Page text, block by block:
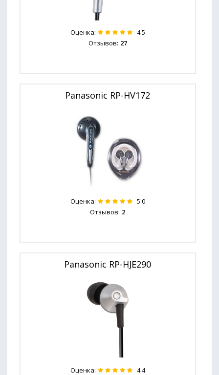
Оценка: 4.5
Отзывов: 27
Panasonic RP-HV172
Оценка: 5.0
Отзывов: 2
Panasonic RP-HJE290
Оценка: 4.4